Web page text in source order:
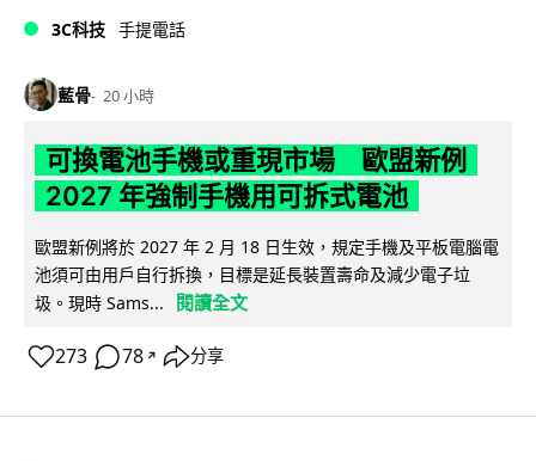
3C科技 手提電話
藍骨 20 小時
可換電池手機或重現市場 歐盟新例
2027 年強制手機用可拆式電池
歐盟新例將於 2027 年 2 月 18 日生效，規定手機及平板電腦電
池須可由用戶自行拆換，目標是延長裝置壽命及減少電子垃
圾。現時 Sams...
閱讀全文
273 78 ↗ 分享